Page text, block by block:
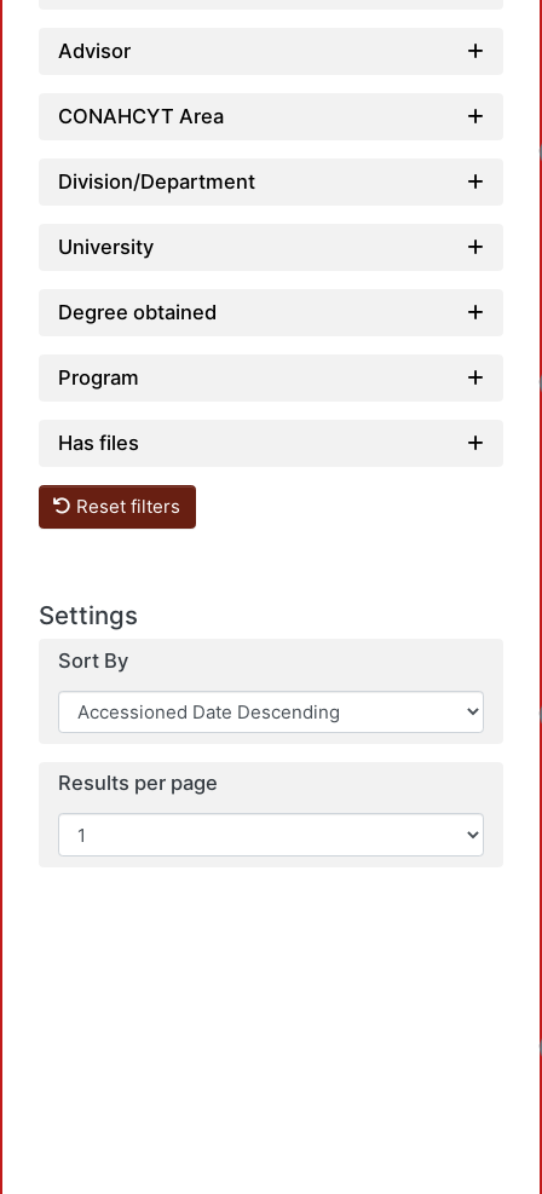
Advisor
CONAHCYT Area
Division/Department
University
Degree obtained
Program
Has files
Reset filters
Settings
Sort By
Results per page